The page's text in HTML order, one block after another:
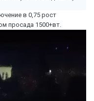
в 0,75 рост
просада 1500+вт.